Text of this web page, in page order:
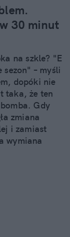
30 minut
na szkle? "E
– myśli
dopóki nie
taka, że ten
Gdy
zmiana
i zamiast
wymiana
radzą